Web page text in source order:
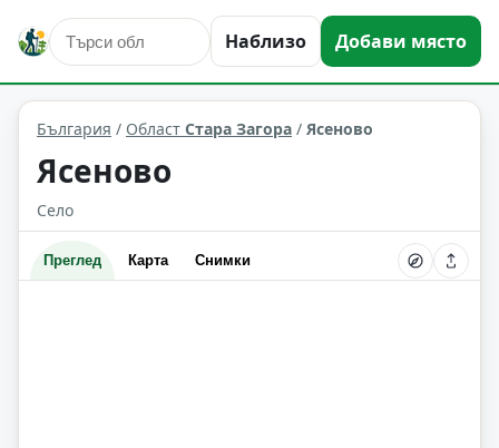
Наблизо Добави място
Ясеново Област: Стара Загора
България / Област Стара Загора / Ясеново
Ясеново
Село
Преглед Карта Снимки